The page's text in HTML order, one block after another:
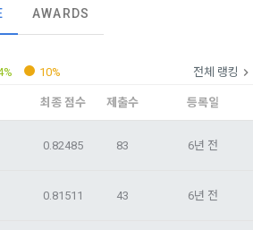
"가 서비스를 "회원"에게 제공하기 위하
아래 웹사이트를 말한다.
”, “교육”, “인재풀 등록” 등 사이트에서
법령을 철저히 준수합니다.
의의
집하고, 수집한 정보를 어떻게 사용하
이를 공유(‘위탁 또는 제공’)하며, 이용목
, 어떻게 파기 하는지 등 ‘개인정보의 한
회할 수 있습니다.
DACON에서 제공하는 서비스의 이용
.
자 맞춤형 상품 추천 등의 마케팅 정보
AWARDS
10% 전체 랭킹
최종 점수 제출수 등록일
0.82485 83 6년 전
0.81511 43 6년 전